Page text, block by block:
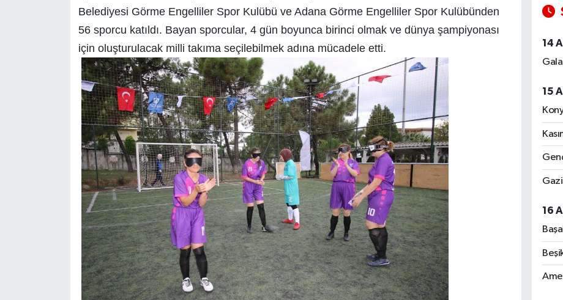
Belediyesi Görme Engelliler Spor Kulübü ve Adana Görme Engelliler Spor Kulübünden
56 sporcu katıldı. Bayan sporcular, 4 gün boyunca birinci olmak ve dünya şampiyonası
için oluşturulacak milli takıma seçilebilmek adına mücadele etti.
14
15
16